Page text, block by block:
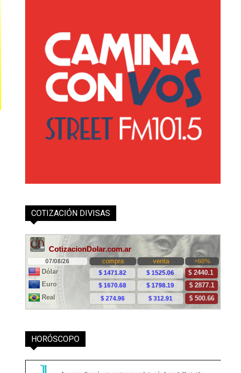
COTIZACIÓN DIVISAS
HORÓSCOPO